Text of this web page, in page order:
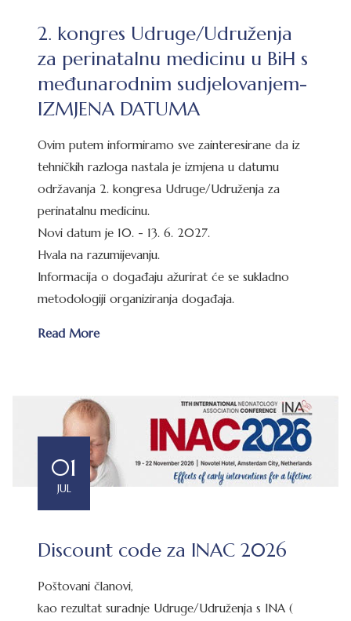
2. kongres Udruge/Udruženja
za perinatalnu medicinu u BiH s
međunarodnim sudjelovanjem-
IZMJENA DATUMA
Ovim putem informiramo sve zainteresirane da iz
tehničkih razloga nastala je izmjena u datumu
održavanja 2. kongresa Udruge/Udruženja za
perinatalnu medicinu.
Novi datum je 10. - 13. 6. 2027.
Hvala na razumijevanju.
Informacija o događaju ažurirat će se sukladno
metodologiji organiziranja događaja.
Read More
01
JUL
Discount code za INAC 2026
Poštovani članovi,
kao rezultat suradnje Udruge/Udruženja s INA (